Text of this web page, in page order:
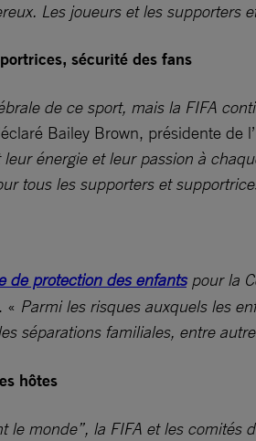
Les joueurs et les
sécurité des fans
de ce sport, mais la FIFA
Bailey Brown, présidente de
énergie et leur passion à
tous les supporters et
de protection des enfantspour la
« Parmi les risques auxquels les
séparations familiales, entre
hôtes
monde”, la FIFA et les comités